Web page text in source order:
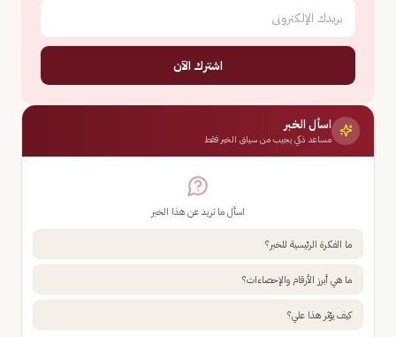
اشترك الآن
اسأل الخبر
مساعد ذكي يجيب من سياق الخبر فقط
اسأل ما تريد عن هذا الخبر
ما الفكرة الرئيسية للخبر؟
ما هي أبرز الأرقام والإحصاءات؟
كيف يؤثر هذا علي؟